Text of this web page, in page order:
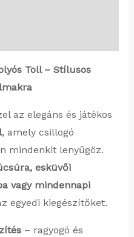
Toll – Stílusos
az elegáns és játékos
, amely csillogó
mindenkit lenyűgöz.
esküvői
vagy mindennapi
egyedi kiegészítőket.
– ragyogó és